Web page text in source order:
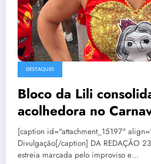
DESTAQUES
Bloco da Lili
acolhedora no
[caption id="attachment_15197"
Divulgação[/caption] DA REDAÇÃO
estreia marcada pelo improviso e…